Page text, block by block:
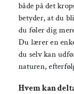
både på det
betyder, at du
du føler dig
Du lærer en
du selv kan
naturen,
Hvem kan